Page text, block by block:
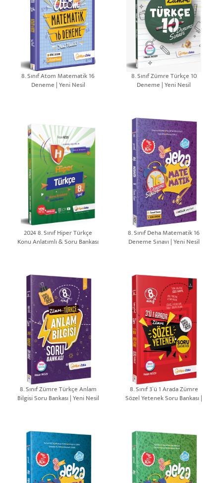
8. Sınıf Atom Matematik 16
Deneme | Yeni Nesil
8. Sınıf Zümre Türkçe 10
Deneme | Yeni Nesil
2024 8. Sınıf Hiper Türkçe
Konu Anlatımlı & Soru Bankası
8. Sınıf Deha Matematik 16
Deneme Sınavı | Yeni Nesil
8. Sınıf Zümre Türkçe Anlam
Bilgisi Soru Bankası | Yeni Nesil
8. Sınıf 3`ü 1 Arada Zümre
Sözel Yetenek Soru Bankası |